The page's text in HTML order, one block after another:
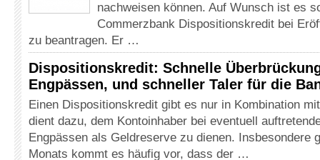
nachweisen können. Auf Wunsch ist es
Commerzbank Dispositionskredit bei
zu beantragen. Er …
Dispositionskredit: Schnelle
Engpässen, und schneller Taler für die
Einen Dispositionskredit gibt es nur in Kombination
dient dazu, dem Kontoinhaber bei eventuell
Engpässen als Geldreserve zu dienen. Insbesondere
Monats kommt es häufig vor, dass der …